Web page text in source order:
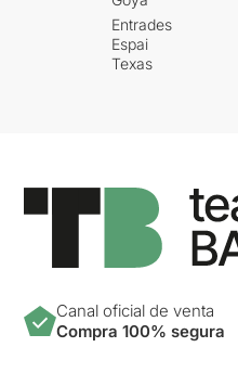
Entrades
Espai
Texas
Canal oficial de venta
Compra 100% segura